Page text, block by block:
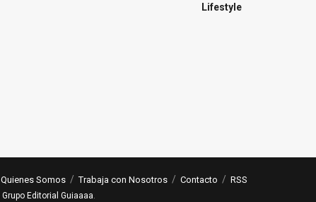
Lifestyle
Quienes Somos Trabaja con Nosotros Contacto RSS
Grupo Editorial Guiaaaa